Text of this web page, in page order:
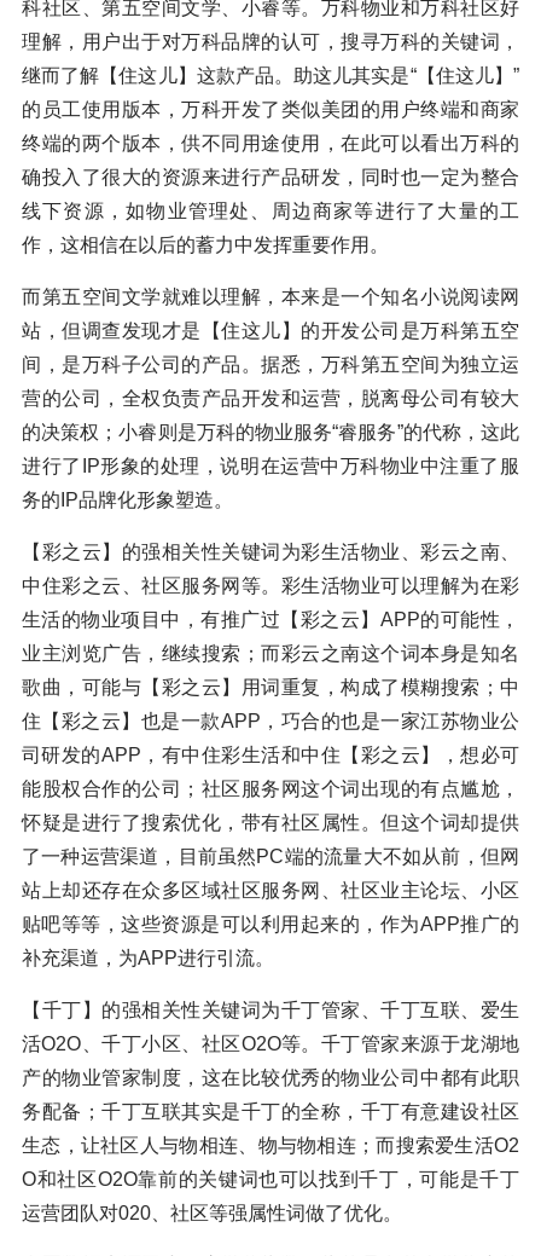
科社区、第五空间文学、小睿等。万科物业和万科社区好
理解，用户出于对万科品牌的认可，搜寻万科的关键词，
继而了解【住这儿】这款产品。助这儿其实是“【住这儿】”
的员工使用版本，万科开发了类似美团的用户终端和商家
终端的两个版本，供不同用途使用，在此可以看出万科的
确投入了很大的资源来进行产品研发，同时也一定为整合
线下资源，如物业管理处、周边商家等进行了大量的工
作，这相信在以后的蓄力中发挥重要作用。
而第五空间文学就难以理解，本来是一个知名小说阅读网
站，但调查发现才是【住这儿】的开发公司是万科第五空
间，是万科子公司的产品。据悉，万科第五空间为独立运
营的公司，全权负责产品开发和运营，脱离母公司有较大
的决策权；小睿则是万科的物业服务“睿服务”的代称，这此
进行了IP形象的处理，说明在运营中万科物业中注重了服
务的IP品牌化形象塑造。
【彩之云】的强相关性关键词为彩生活物业、彩云之南、
中住彩之云、社区服务网等。彩生活物业可以理解为在彩
生活的物业项目中，有推广过【彩之云】APP的可能性，
业主浏览广告，继续搜索；而彩云之南这个词本身是知名
歌曲，可能与【彩之云】用词重复，构成了模糊搜索；中
住【彩之云】也是一款APP，巧合的也是一家江苏物业公
司研发的APP，有中住彩生活和中住【彩之云】，想必可
能股权合作的公司；社区服务网这个词出现的有点尴尬，
怀疑是进行了搜索优化，带有社区属性。但这个词却提供
了一种运营渠道，目前虽然PC端的流量大不如从前，但网
站上却还存在众多区域社区服务网、社区业主论坛、小区
贴吧等等，这些资源是可以利用起来的，作为APP推广的
补充渠道，为APP进行引流。
【千丁】的强相关性关键词为千丁管家、千丁互联、爱生
活O2O、千丁小区、社区O2O等。千丁管家来源于龙湖地
产的物业管家制度，这在比较优秀的物业公司中都有此职
务配备；千丁互联其实是千丁的全称，千丁有意建设社区
生态，让社区人与物相连、物与物相连；而搜索爱生活O2
O和社区O2O靠前的关键词也可以找到千丁，可能是千丁
运营团队对020、社区等强属性词做了优化。